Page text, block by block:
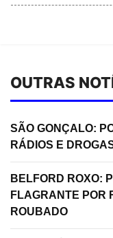
OUTRAS
SÃO GONÇALO:
RÁDIOS E
BELFORD ROXO:
FLAGRANTE POR
ROUBADO